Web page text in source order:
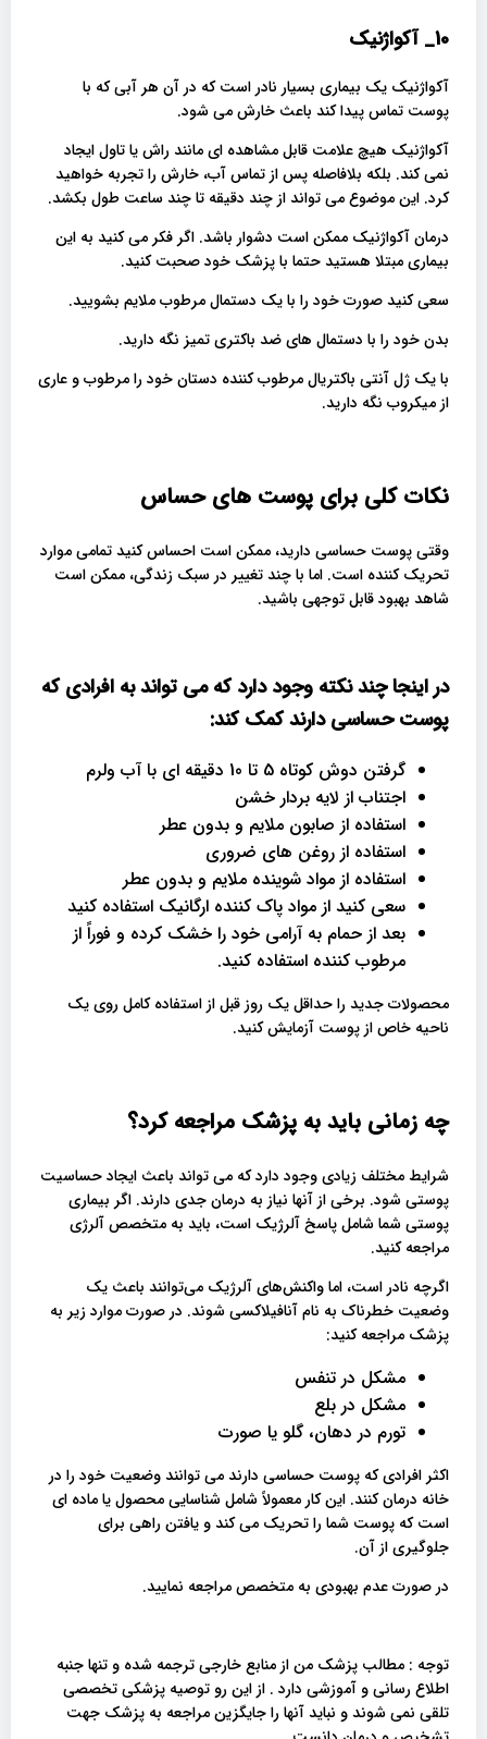
10_ آکواژنیک
آکواژنیک یک بیماری بسیار نادر است که در آن هر آبی که با
پوست تماس پیدا کند باعث خارش می شود.
آکواژنیک هیچ علامت قابل مشاهده ای مانند راش یا تاول ایجاد
نمی کند. بلکه بلافاصله پس از تماس آب، خارش را تجربه خواهید
کرد. این موضوع می تواند از چند دقیقه تا چند ساعت طول بکشد.
درمان آکواژنیک ممکن است دشوار باشد. اگر فکر می کنید به این
بیماری مبتلا هستید حتما با پزشک خود صحبت کنید.
سعی کنید صورت خود را با یک دستمال مرطوب ملایم بشویید.
بدن خود را با دستمال های ضد باکتری تمیز نگه دارید.
با یک ژل آنتی باکتریال مرطوب کننده دستان خود را مرطوب و عاری
از میکروب نگه دارید.
نکات کلی برای پوست های حساس
وقتی پوست حساسی دارید، ممکن است احساس کنید تمامی موارد
تحریک‌ کننده است. اما با چند تغییر در سبک زندگی، ممکن است
شاهد بهبود قابل توجهی باشید.
در اینجا چند نکته وجود دارد که می تواند به افرادی که
پوست حساسی دارند کمک کند:
گرفتن دوش کوتاه 5 تا 10 دقیقه ای با آب ولرم
اجتناب از لایه بردار خشن
استفاده از صابون ملایم و بدون عطر
استفاده از روغن های ضروری
استفاده از مواد شوینده ملایم و بدون عطر
سعی کنید از مواد پاک کننده ارگانیک استفاده کنید
بعد از حمام به آرامی خود را خشک کرده و فوراً از
مرطوب کننده استفاده کنید.
محصولات جدید را حداقل یک روز قبل از استفاده کامل روی یک
ناحیه خاص از پوست آزمایش کنید.
چه زمانی باید به پزشک مراجعه کرد؟
شرایط مختلف زیادی وجود دارد که می تواند باعث ایجاد حساسیت
پوستی شود. برخی از آنها نیاز به درمان جدی دارند. اگر بیماری
پوستی شما شامل پاسخ آلرژیک است، باید به متخصص آلرژی
مراجعه کنید.
اگرچه نادر است، اما واکنش‌های آلرژیک می‌توانند باعث یک
وضعیت خطرناک به نام آنافیلاکسی شوند. در صورت موارد زیر به
پزشک مراجعه کنید:
مشکل در تنفس
مشکل در بلع
تورم در دهان، گلو یا صورت
اکثر افرادی که پوست حساسی دارند می توانند وضعیت خود را در
خانه درمان کنند. این کار معمولاً شامل شناسایی محصول یا ماده ای
است که پوست شما را تحریک می کند و یافتن راهی برای
جلوگیری از آن.
در صورت عدم بهبودی به متخصص مراجعه نمایید.
توجه : مطالب پزشک من از منابع خارجی ترجمه شده و تنها جنبه
اطلاع رسانی و آموزشی دارد . از این رو توصیه پزشکی تخصصی
تلقی نمی شوند و نباید آنها را جایگزین مراجعه به پزشک جهت